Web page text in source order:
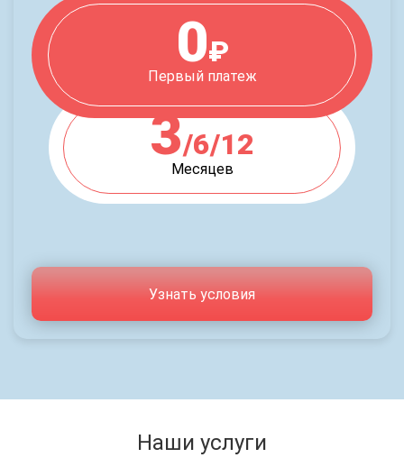
0₽
Первый платеж
3/6/12
Месяцев
Узнать условия
Наши услуги